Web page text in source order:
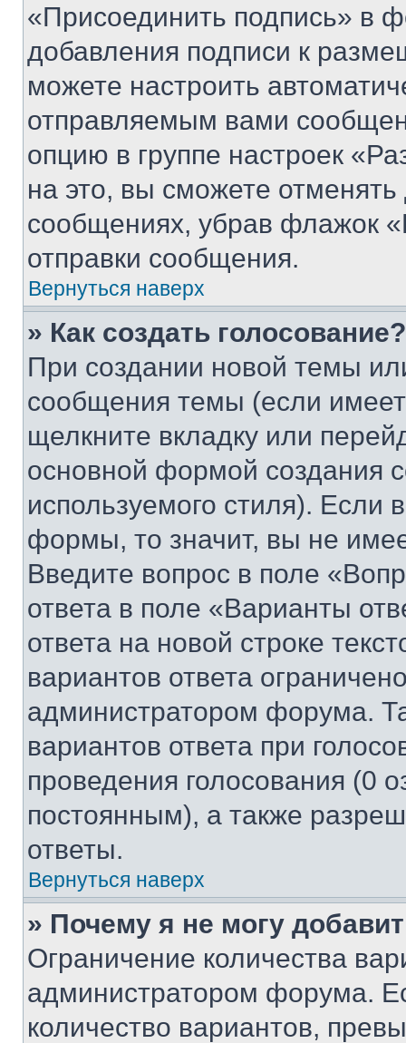
«Присоединить подпись» в
добавления подписи к
можете настроить
отправляемым вами
опцию в группе настроек
на это, вы сможете
сообщениях, убрав флажок
отправки сообщения.
Вернуться наверх
» Как создать голосование?
При создании новой темы
сообщения темы (если
щелкните вкладку или
основной формой создания
используемого стиля). Если
формы, то значит, вы не
Введите вопрос в поле
ответа в поле «Варианты
ответа на новой строке
вариантов ответа
администратором форума.
вариантов ответа при
проведения голосования (0
постоянным), а также
ответы.
Вернуться наверх
» Почему я не могу
Ограничение количества
администратором форума.
количество вариантов,